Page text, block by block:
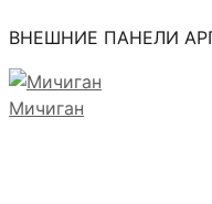
ВНЕШНИЕ ПАНЕЛИ
Мичиган